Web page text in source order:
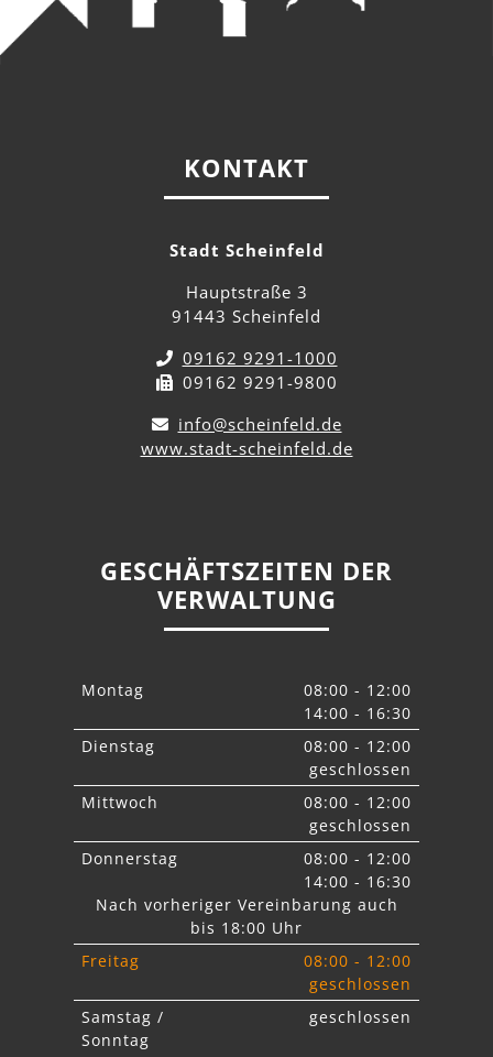
KONTAKT
Stadt Scheinfeld
Hauptstraße 3
91443 Scheinfeld
09162 9291-1000
09162 9291-9800
info@scheinfeld.de
www.stadt-scheinfeld.de
GESCHÄFTSZEITEN DER
VERWALTUNG
Montag
08:00 - 12:00
14:00 - 16:30
Dienstag
08:00 - 12:00
geschlossen
Mittwoch
08:00 - 12:00
geschlossen
Donnerstag
08:00 - 12:00
14:00 - 16:30
Nach vorheriger Vereinbarung auch
bis 18:00 Uhr
Freitag
08:00 - 12:00
geschlossen
Samstag /
Sonntag
geschlossen